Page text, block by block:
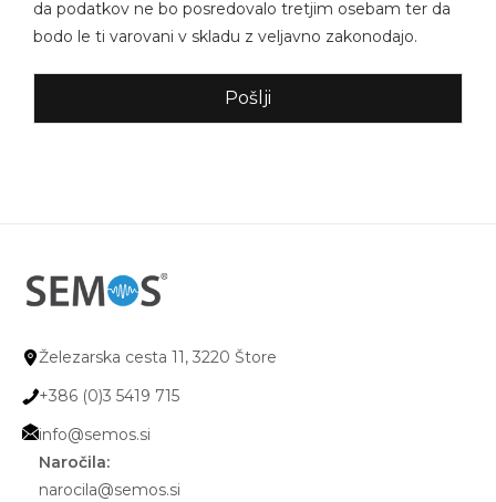
da podatkov ne bo posredovalo tretjim osebam ter da
bodo le ti varovani v skladu z veljavno zakonodajo.
Železarska cesta 11, 3220 Štore
+386 (0)3 5419 715
info@semos.si
Naročila:
narocila@semos.si